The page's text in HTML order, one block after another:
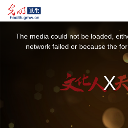
The media could not be loaded,
network failed or because the